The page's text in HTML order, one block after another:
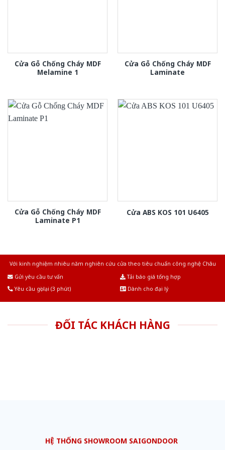
Cửa Gỗ Chống Cháy MDF
Melamine 1
Cửa Gỗ Chống Cháy MDF
Laminate
Cửa Gỗ Chống Cháy MDF
Laminate P1
Cửa ABS KOS 101 U6405
Với kinh nghiệm nhiêu năm nghiên cứu cửa theo tiêu chuẩn công nghệ Châu
Gửi yêu cầu tư vấn
Tải báo giá tổng hợp
Yêu cầu gọi lại (3 phút)
Dành cho đại lý
ĐỐI TÁC KHÁCH HÀNG
HỆ THỐNG SHOWROOM SAIGONDOOR